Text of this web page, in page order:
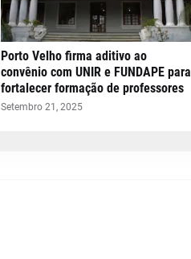
Porto Velho firma aditivo ao
convênio com UNIR e FUNDAPE para
fortalecer formação de professores
Setembro 21, 2025